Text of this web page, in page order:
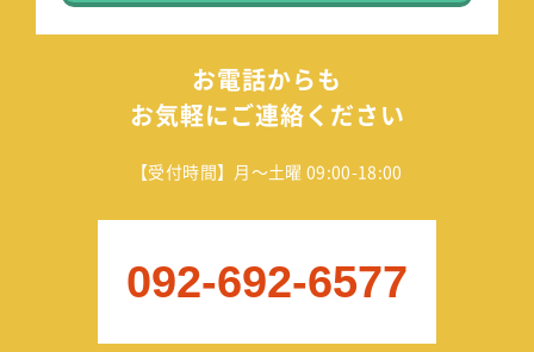
お電話からも
お気軽にご連絡ください
【受付時間】月～土曜 09:00-18:00
092-692-6577